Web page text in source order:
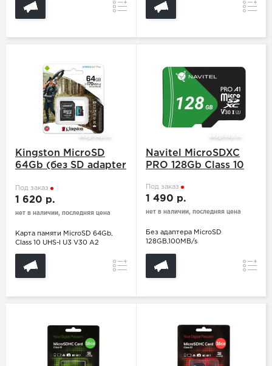
Сравнение
Kingston MicroSD
64Gb (без SD adapter
Под заказ
1 620 р.
нет в наличии, последняя цена
Карта памяти MicroSD 64Gb,
Class 10 UHS-I U3 V30 A2
Сравнение
Navitel MicroSDXC
PRO 128Gb Class 10
Под заказ
1 490 р.
нет в наличии, последняя цена
Без адаптера MicroSD
128GB,100MB/s